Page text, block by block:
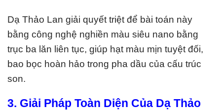
Dạ Thảo Lan giải quyết triệt để bài toán này
bằng công nghệ nghiền màu siêu nano bằng
trục ba lăn liên tục, giúp hạt màu mịn tuyệt đối,
bao bọc hoàn hảo trong pha dầu của cấu trúc
son.
3. Giải Pháp Toàn Diện Của Dạ Thảo